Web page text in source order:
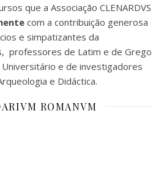
que a Associação CLENARDVS
com a contribuição generosa
e simpatizantes da
professores de Latim e de Grego
Universitário e de investigadores
e Didáctica.
ROMANVM